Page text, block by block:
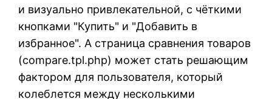
и визуально привлекательной, с чёткими
кнопками "Купить" и "Добавить в
избранное". А страница сравнения товаров
(compare.tpl.php) может стать решающим
фактором для пользователя, который
колеблется между несколькими